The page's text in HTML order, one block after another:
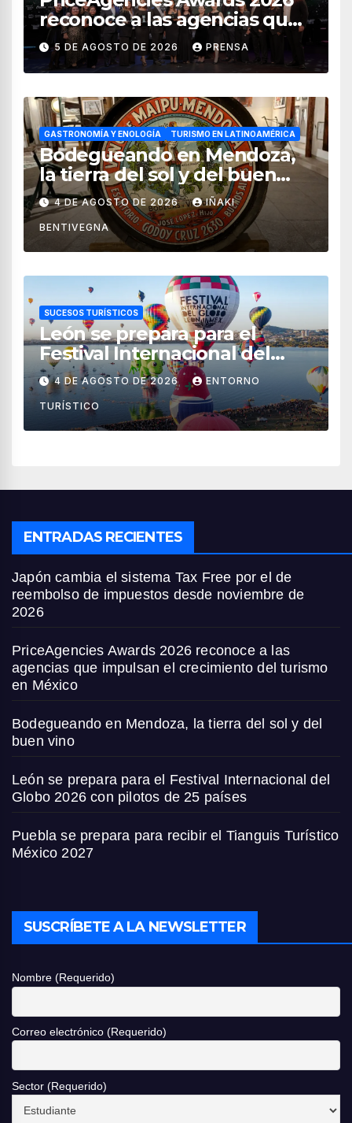
reconoce a las agencias que
impulsan el crecimiento del
turismo en México
5 DE AGOSTO DE 2026 PRENSA
GASTRONOMÍA Y ENOLOGÍA TURISMO EN LATINOAMÉRICA
Bodegueando en Mendoza,
la tierra del sol y del buen
vino
4 DE AGOSTO DE 2026 IÑAKI
BENTIVEGNA
SUCESOS TURÍSTICOS
León se prepara para el
Festival Internacional del
Globo 2026 con pilotos de 25
países
4 DE AGOSTO DE 2026 ENTORNO
TURÍSTICO
ENTRADAS RECIENTES
Japón cambia el sistema Tax Free por el de
reembolso de impuestos desde noviembre de
2026
PriceAgencies Awards 2026 reconoce a las
agencias que impulsan el crecimiento del turismo
en México
Bodegueando en Mendoza, la tierra del sol y del
buen vino
León se prepara para el Festival Internacional del
Globo 2026 con pilotos de 25 países
Puebla se prepara para recibir el Tianguis Turístico
México 2027
SUSCRÍBETE A LA NEWSLETTER
Nombre (Requerido)
Correo electrónico (Requerido)
Sector (Requerido)